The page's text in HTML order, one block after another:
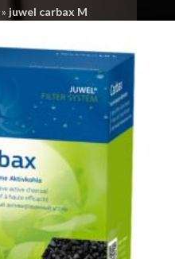
juwel carbax M